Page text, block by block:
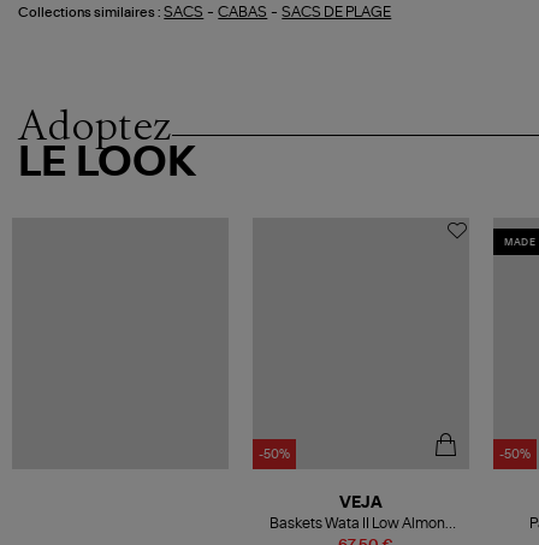
Collections similaires : SACS -CABAS -SACS DE PLAGE
Adoptez
LE LOOK
-50%
VEJA
Baskets Wata II Low Almond
Pierre
MADE
-50%